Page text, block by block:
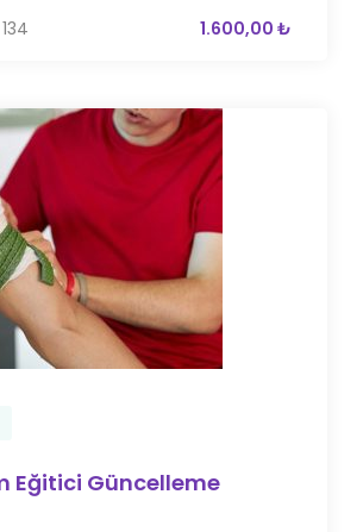
134 1.600,00 ₺
Eğitici Güncelleme